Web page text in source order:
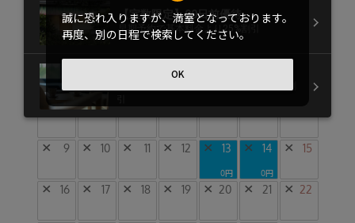
誠に恐れ入りますが、満室となっております。
再度、別の日程で検索してください。
OK
● 空きあり ▲ 残りわずか × 満室 ー 休館
× 2 × 3
× 9 × 10 × 11 × 12 × 13
0円
× 14
0円
× 15
× 16 × 17 × 18 × 19 × 20 × 21 × 22